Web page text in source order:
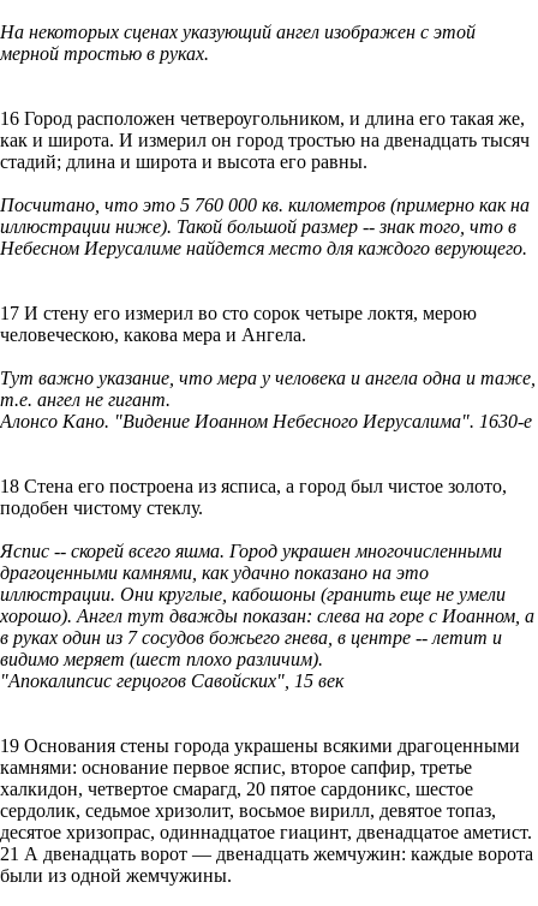
На некоторых сценах указующий ангел изображен с этой
мерной тростью в руках.
16 Город расположен четвероугольником, и длина его такая же,
как и широта. И измерил он город тростью на двенадцать тысяч
стадий; длина и широта и высота его равны.
Посчитано, что это 5 760 000 кв. километров (примерно как на
иллюстрации ниже). Такой большой размер -- знак того, что в
Небесном Иерусалиме найдется место для каждого верующего.
17 И стену его измерил во сто сорок четыре локтя, мерою
человеческою, какова мера и Ангела.
Тут важно указание, что мера у человека и ангела одна и таже,
т.е. ангел не гигант.
Алонсо Кано. "Видение Иоанном Небесного Иерусалима". 1630-е
18 Стена его построена из ясписа, а город был чистое золото,
подобен чистому стеклу.
Яспис -- скорей всего яшма. Город украшен многочисленными
драгоценными камнями, как удачно показано на это
иллюстрации. Они круглые, кабошоны (гранить еще не умели
хорошо). Ангел тут дважды показан: слева на горе с Иоанном, а
в руках один из 7 сосудов божьего гнева, в центре -- летит и
видимо меряет (шест плохо различим).
"Апокалипсис герцогов Савойских", 15 век
19 Основания стены города украшены всякими драгоценными
камнями: основание первое яспис, второе сапфир, третье
халкидон, четвертое смарагд, 20 пятое сардоникс, шестое
сердолик, седьмое хризолит, восьмое вирилл, девятое топаз,
десятое хризопрас, одиннадцатое гиацинт, двенадцатое аметист.
21 А двенадцать ворот — двенадцать жемчужин: каждые ворота
были из одной жемчужины.